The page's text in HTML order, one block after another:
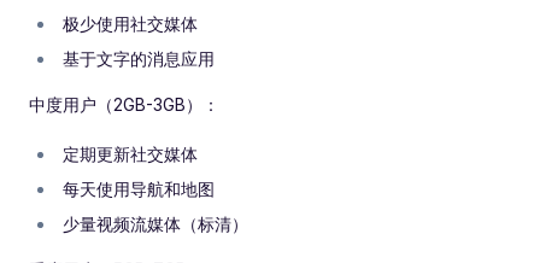
极少使用社交媒体
基于文字的消息应用
中度用户（2GB-3GB）：
定期更新社交媒体
每天使用导航和地图
少量视频流媒体（标清）